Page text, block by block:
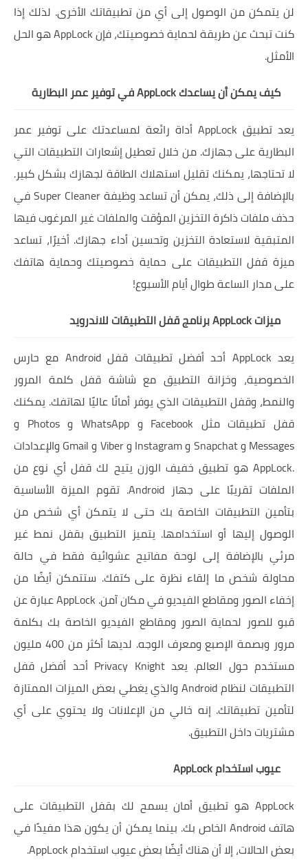
لن يتمكن من الوصول إلى أي من تطبيقاتك الأخرى. لذلك إذا
كنت تبحث عن طريقة لحماية خصوصيتك، فإن AppLock هو الحل
الأمثل.
كيف يمكن أن يساعدك AppLock في توفير عمر البطارية
يعد تطبيق AppLock أداة رائعة لمساعدتك على توفير عمر
البطارية على جهازك. من خلال تعطيل إشعارات التطبيقات التي
لا تحتاجها، يمكنك تقليل استهلاك الطاقة لجهازك بشكل كبير.
بالإضافة إلى ذلك، يمكن أن تساعد وظيفة Super Cleaner في
حذف ملفات ذاكرة التخزين المؤقت والملفات غير المرغوب فيها
المتبقية لاستعادة التخزين وتحسين أداء جهازك. أخيرًا، تساعد
ميزة قفل التطبيقات على حماية خصوصيتك وحماية هاتفك
على مدار الساعة طوال أيام الأسبوع!
ميزات AppLock برنامج قفل التطبيقات للاندرويد
يعد AppLock أحد أفضل تطبيقات قفل Android مع حارس
الخصوصية، وخزانة التطبيق مع شاشة قفل كلمة المرور
والنمط، وقفل التطبيقات الذي يوفر أمانًا عاليًا لهاتفك. يمكنك
قفل تطبيقات مثل Facebook و WhatsApp و Photos و
Messages و Snapchat و Instagram و Viber و Gmail والإعدادات
.AppLock هو تطبيق خفيف الوزن يتيح لك قفل أي نوع من
الملفات تقريبًا على جهاز Android. تقوم الميزة الأساسية
بتأمين التطبيقات الخاصة بك حتى لا يتمكن أي شخص من
الوصول إليها أو استخدامها. يتميز التطبيق بقفل نمط غير
مرئي بالإضافة إلى لوحة مفاتيح عشوائية فقط في حالة
محاولة شخص ما إلقاء نظرة على كتفك. ستتمكن أيضًا من
إخفاء الصور ومقاطع الفيديو في مكان آمن. AppLock عبارة عن
قبو للصور لحماية الصور ومقاطع الفيديو الخاصة بك بكلمة
مرور وبصمة الإصبع ومعرف الوجه. لديها أكثر من 400 مليون
مستخدم حول العالم. يعد Privacy Knight أحد أفضل قفل
التطبيقات لنظام Android والذي يغطي بعض الميزات الممتازة
لتأمين تطبيقاتك. إنه خالي من الإعلانات ولا يحتوي على أي
مشتريات داخل التطبيق.
عيوب استخدام AppLock
AppLock هو تطبيق أمان يسمح لك بقفل التطبيقات على
هاتف Android الخاص بك. بينما يمكن أن يكون هذا مفيدًا في
بعض الحالات، إلا أن هناك أيضًا بعض عيوب استخدام AppLock.